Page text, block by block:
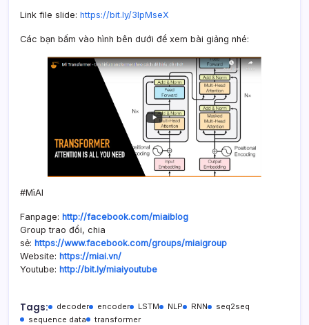
Link file slide: https://bit.ly/3lpMseX
Các bạn bấm vào hình bên dưới để xem bài giảng nhé:
#MìAI
Fanpage: http://facebook.com/miaiblog
Group trao đổi, chia
sẻ: https://www.facebook.com/groups/miaigroup
Website: https://miai.vn/
Youtube: http://bit.ly/miaiyoutube
Tags: decoder encoder LSTM NLP RNN
seq2seq
sequence data
transformer